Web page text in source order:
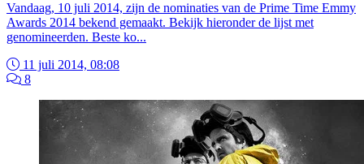
Vandaag, 10 juli 2014, zijn de nominaties van de Prime Time Emmy
Awards 2014 bekend gemaakt. Bekijk hieronder de lijst met
genomineerden. Beste ko...
11 juli 2014, 08:08
8